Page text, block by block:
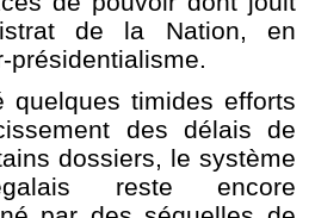
de la Nation, en
présidentialisme.
quelques timides efforts
des délais de
dossiers, le système
reste encore